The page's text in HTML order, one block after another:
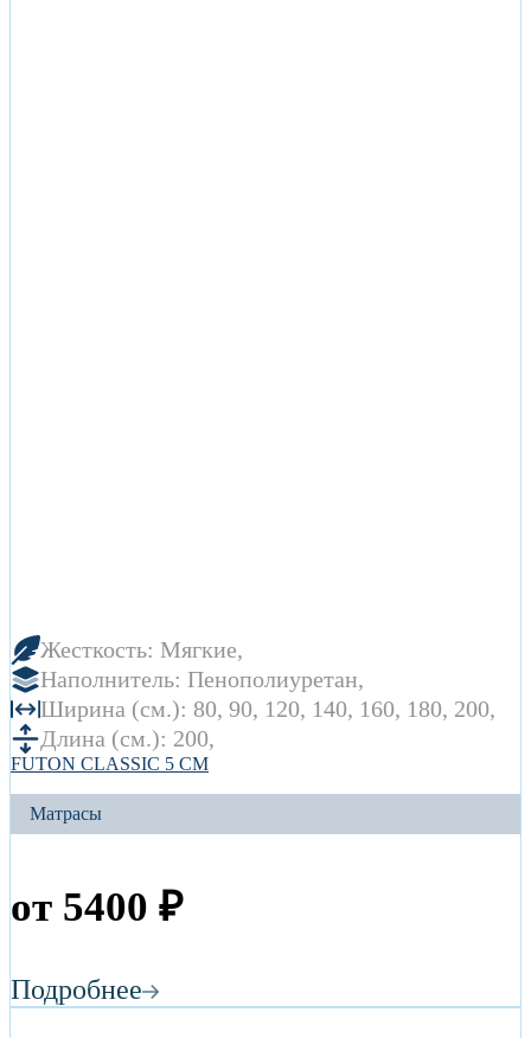
Жесткость: Мягкие
Наполнитель: Пенополиуретан
Ширина (см.): 80 90 120 140 160 180 200
Длина (см.): 200
FUTON CLASSIC 5 СМ
Матрасы
от 5400 ₽
Подробнее